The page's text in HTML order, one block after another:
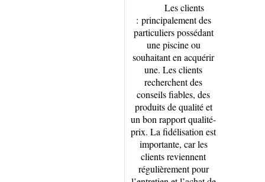
Les clients
: principalement des
particuliers possédant
une piscine ou
souhaitant en acquérir
une. Les clients
recherchent des
conseils fiables, des
produits de qualité et
un bon rapport qualité-
prix. La fidélisation est
importante, car les
clients reviennent
régulièrement pour